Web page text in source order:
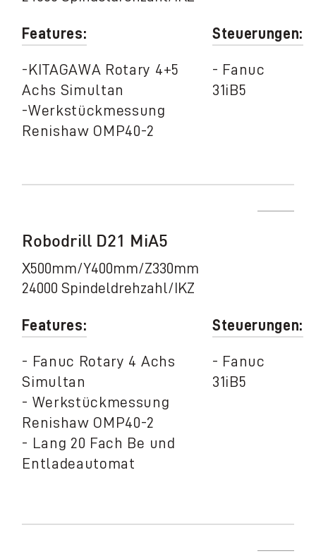
Features:
-KITAGAWA Rotary 4+5
Achs Simultan
-Werkstückmessung
Renishaw OMP40-2
Steuerungen:
- Fanuc
31iB5
Robodrill D21 MiA5
X500mm/Y400mm/Z330mm
24000 Spindeldrehzahl/IKZ
Features:
- Fanuc Rotary 4 Achs
Simultan
- Werkstückmessung
Renishaw OMP40-2
- Lang 20 Fach Be und
Entladeautomat
Steuerungen:
- Fanuc
31iB5